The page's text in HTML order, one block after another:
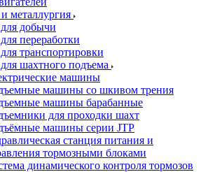
металлургия
добычи
переработки
транспортировки
шахтного подъема
машины
машины со шкивом трения
машины барабанные
для проходки шахт
машины серии JTP
станция питания и
тормозными блоками
динамического контроля тормозов